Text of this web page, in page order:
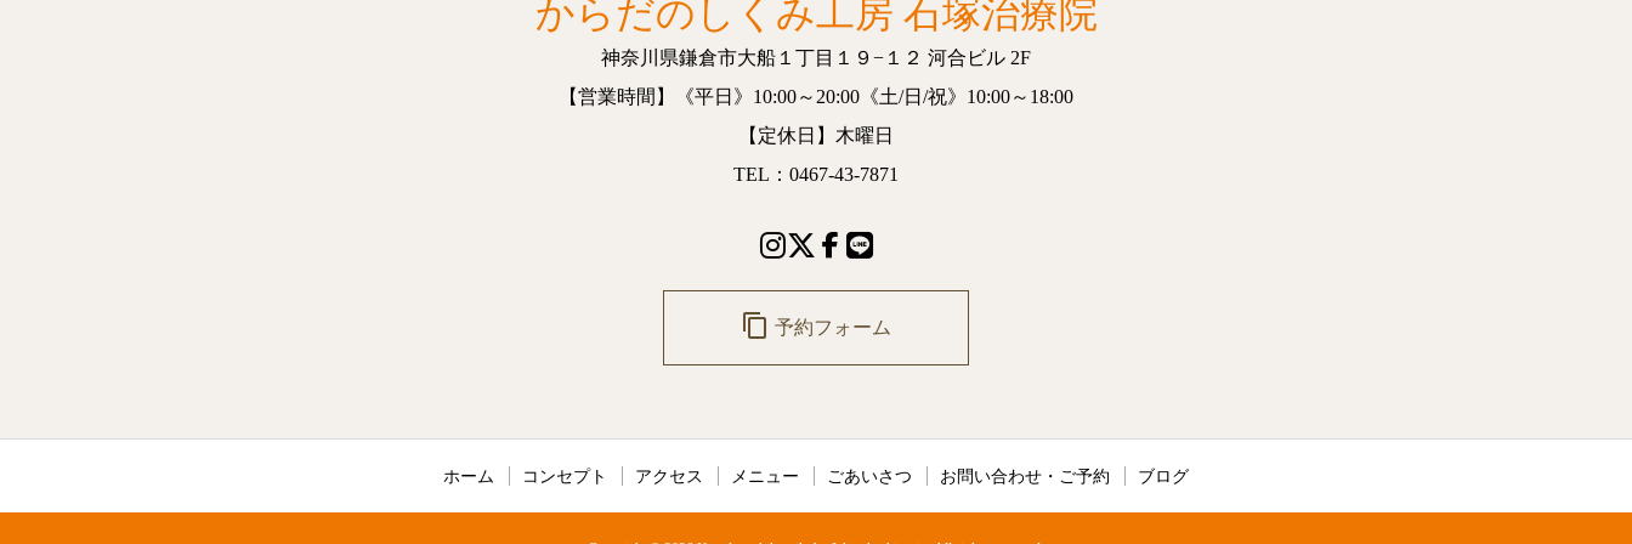
からだのしくみ工房 石塚治療院
神奈川県鎌倉市大船１丁目１９−１２ 河合ビル 2F
【営業時間】
《平日》10:00～20:00 《土/日/祝》10:00～18:00
【定休日】木曜日
TEL：0467-43-7871
content_copy 予約フォーム
ホーム コンセプト アクセス メニュー ごあいさつ お問い合わせ・ご予約 ブログ